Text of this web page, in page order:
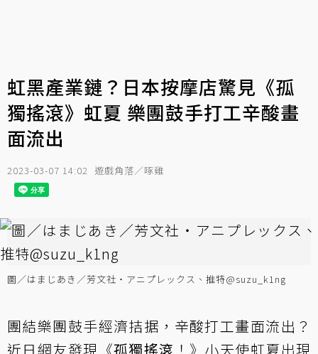
虹黑產業鏈？日本按摩店驚見《孤
獨搖滾》虹夏 樂團鼓手打工辛酸畫
面流出
2023-03-07 14:02 遊戲角落／啄雞
圖／はまじあき／芳文社・アニプレックス、推特@suzu_k1ng
團結樂團鼓手經濟拮据，辛酸打工畫面流出？
近日網友發現《孤獨搖滾 ！》小天使虹夏出現